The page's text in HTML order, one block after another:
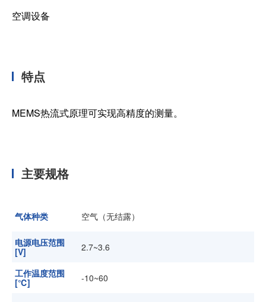
空调设备
特点
MEMS热流式原理可实现高精度的测量。
主要规格
气体种类 空气（无结露）
电源电压范围
[V]
2.7~3.6
工作温度范围
[℃]
-10~60